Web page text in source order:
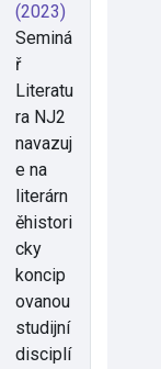
(2023)
Seminá
ř
Literatu
ra NJ2
navazuj
e na
literárn
ěhistori
cky
koncip
ovanou
studijní
disciplí